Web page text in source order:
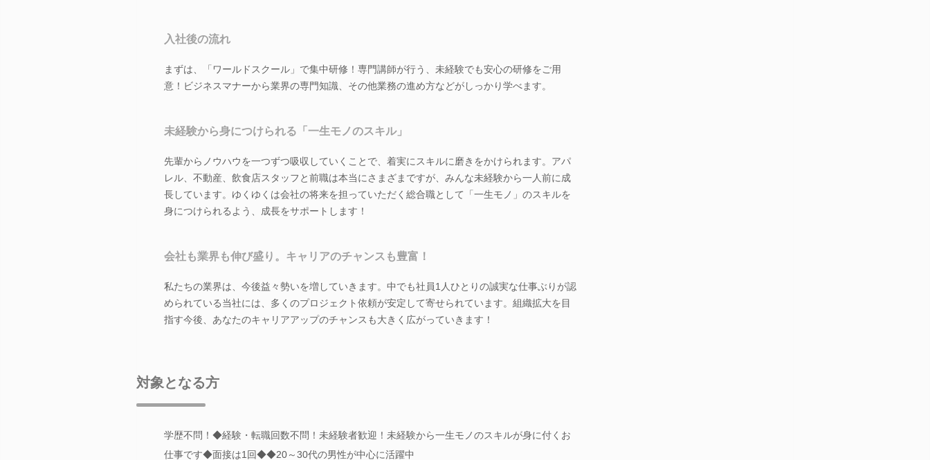
入社後の流れ
まずは、「ワールドスクール」で集中研修！専門講師が行う、未経験でも安心の研修をご用
意！ビジネスマナーから業界の専門知識、その他業務の進め方などがしっかり学べます。
未経験から身につけられる「一生モノのスキル」
先輩からノウハウを一つずつ吸収していくことで、着実にスキルに磨きをかけられます。アパ
レル、不動産、飲食店スタッフと前職は本当にさまざまですが、みんな未経験から一人前に成
長しています。ゆくゆくは会社の将来を担っていただく総合職として「一生モノ」のスキルを
身につけられるよう、成長をサポートします！
会社も業界も伸び盛り。キャリアのチャンスも豊富！
私たちの業界は、今後益々勢いを増していきます。中でも社員1人ひとりの誠実な仕事ぶりが認
められている当社には、多くのプロジェクト依頼が安定して寄せられています。組織拡大を目
指す今後、あなたのキャリアアップのチャンスも大きく広がっていきます！
対象となる方
学歴不問！◆経験・転職回数不問！未経験者歓迎！未経験から一生モノのスキルが身に付くお
仕事です◆面接は1回◆◆20～30代の男性が中心に活躍中